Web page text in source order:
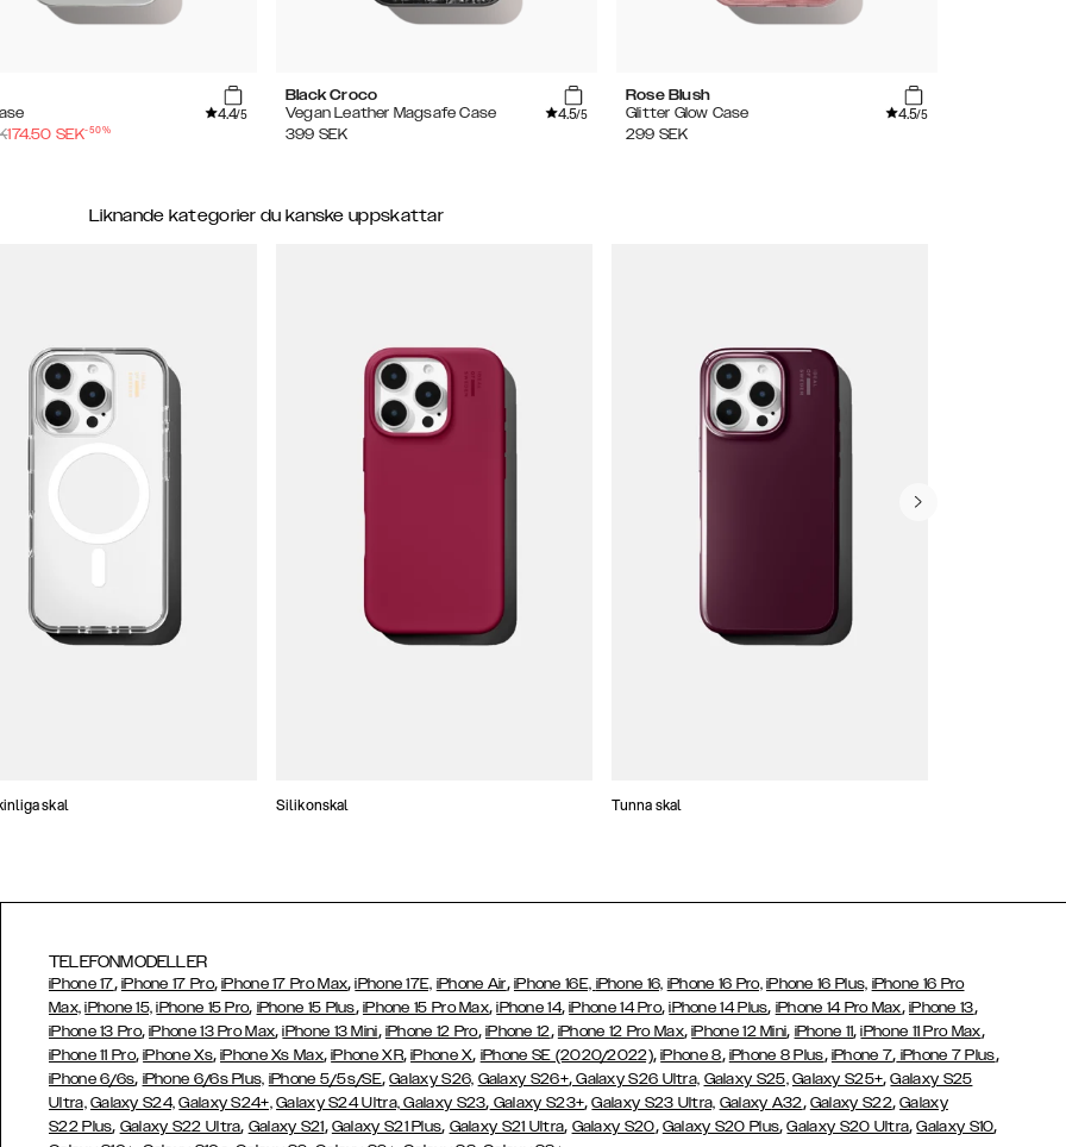
4.4/5
174.50 SEK-50%
Black Croco
Vegan Leather Magsafe Case
4.5/5
399 SEK
Rose Blush
Glitter Glow Case
4.5/5
299 SEK
Liknande kategorier du kanske uppskattar
skal Silikonskal Tunna skal
TELEFONMODELLER
iPhone 17, iPhone 17 Pro,iPhone 17 Pro Max,iPhone 17E, iPhone Air, iPhone 16E, iPhone 16, iPhone 16 Pro, iPhone 16 Plus, iPhone 16 Pro
Max, iPhone 15, iPhone 15 Pro, iPhone 15 Plus, iPhone 15 Pro Max,iPhone 14,iPhone 14 Pro,iPhone 14 Plus, iPhone 14 Pro Max, iPhone 13,
iPhone 13 Pro,iPhone 13 Pro Max,iPhone 13 Mini, iPhone 12 Pro, iPhone 12, iPhone 12 Pro Max,iPhone 12 Mini, iPhone 11,iPhone 11 Pro Max,
iPhone 11 Pro,iPhone Xs,iPhone Xs Max,iPhone XR,iPhone X, iPhone SE (2020/2022),iPhone 8, iPhone 8 Plus, iPhone 7, iPhone 7 Plus,
iPhone 6/6s, iPhone 6/6s Plus, iPhone 5/5s/SE,Galaxy S26, Galaxy S26+,Galaxy S26 Ultra, Galaxy S25, Galaxy S25+,Galaxy S25
Ultra, Galaxy S24, Galaxy S24+, Galaxy S24 Ultra, Galaxy S23, Galaxy S23+,Galaxy S23 Ultra, Galaxy A32, Galaxy S22,Galaxy
S22 Plus, Galaxy S22 Ultra, Galaxy S21, Galaxy S21 Plus, Galaxy S21 Ultra, Galaxy S20, Galaxy S20 Plus,Galaxy S20 Ultra,Galaxy S10,